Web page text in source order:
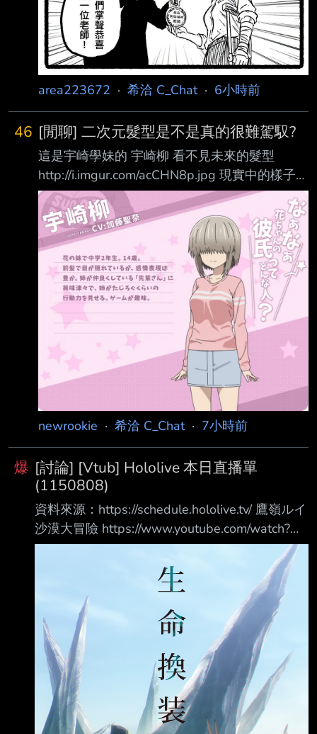
area223672 · 希洽 C_Chat· 6小時前
46 [閒聊] 二次元髮型是不是真的很難駕馭?
這是宇崎學妹的 宇崎柳 看不見未來的髮型
http://i.imgur.com/acCHN8p.jpg 現實中的樣子
https://x.com/sierraxlisabeth/status/207852042
1524136335/photo/2
https://pbs.twimg.com/media/HNhUqvyWQAA
b4wU.jpg 要駕馭這種髮型 果然現實還是難以達
成嗎？ https://i.meee.com.tw/M5TMC7e.gif
https://i.meee.com.tw/Uzi3v7
newrookie · 希洽 C_Chat· 7小時前
爆 [討論] [Vtub] Hololive 本日直播單
(1150808)
資料來源：https://schedule.hololive.tv/ 鷹嶺ルイ
沙漠大冒險 https://www.youtube.com/watch?
v=6qjuPobAdp0 夕刻ロベル Final Fantasy X
https://www.youtube.com/watch?
v=L7aq0NFAt9A Syrios 祭祀地城
https://www.youtube.com/watch?
v=Nhsvl4AX03s Risu等多人 金墾小鎮 夥伴們
https://www.youtube.com/wa